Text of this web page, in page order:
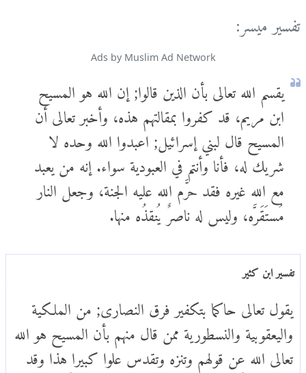
تفسير ميسر:
Ads by Muslim Ad Network
يقسم الله تعالى بأن الذين قالوا; إن الله هو المسيح
ابن مريم، قد كفروا بمقالتهم هذه، وأخبر تعالى أن
المسيح قال لبني إسرائيل; اعبدوا الله وحده لا
شريك له، فأنا وأنتم في العبودية سواء. إنه من يعبد
مع الله غيره فقد حرَّم الله عليه الجنة، وجعل النار
مُستَقَرَّه، وليس له ناصرٌ يُنقذُه منها.
تفسير ابن كثير
يقول تعالى حاكما بتكفير فرق النصارى; من الملكية
واليعقوبية والنسطورية ممن قال منهم بأن المسيح هو الله
تعالى الله عن قولهم وتنزه وتقدس علوا كبيرا هذا وقد